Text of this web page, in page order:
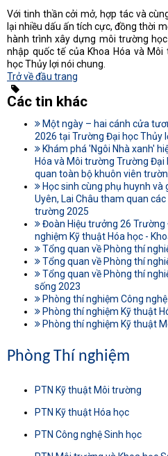
Với tinh thần cởi mở, hợp tác và
lại nhiều dấu ấn tích cực, đồng thời
hành trình xây dựng môi trường
nhập quốc tế của Khoa Hóa và
học Thủy lợi nói chung.
Trở về đầu trang
Các tin khác
Một ngày – hai cánh cửa
2026 tại Trường Đại học Thủy
Khám phá 'Ngôi Nhà xanh'
Hóa và Môi trường Trường
quan toàn bộ khuôn viên
Học sinh cùng phụ huynh
Uyên, Lai Châu tham quan
trường 2025
Đoàn Hiệu trưởng 26
nghiệm Kỹ thuật Hóa học -
Tổng quan về Phòng thí
Tổng quan về Phòng thí
Tổng quan về Phòng thí
sống 2023
Phòng thí nghiệm Công
Phòng thí nghiệm Kỹ thuật
Phòng thí nghiệm Kỹ thuật
Phòng Thí nghiệm
PTN Kỹ thuật Môi trường
PTN Kỹ thuật Hóa học
PTN Công nghệ Sinh học